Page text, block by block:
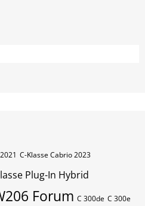
C-Klasse Cabrio 2023
Plug-In Hybrid
Forum C 300de C 300e